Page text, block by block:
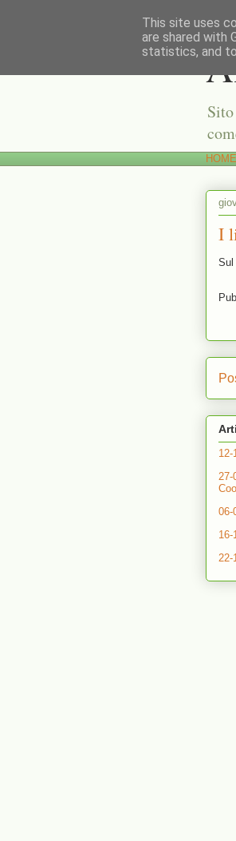
HOME
I
Sul
06-
16-
This site uses
are shared with
statistics, and